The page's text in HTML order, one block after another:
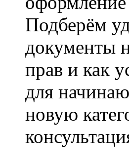
Подберём
документы
прав и как
для
новую